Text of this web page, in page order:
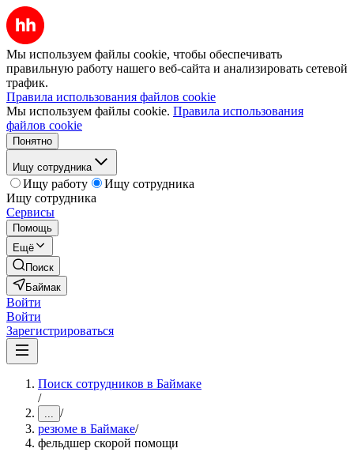
Мы используем файлы cookie, чтобы обеспечивать
правильную работу нашего веб-сайта и анализировать сетевой
трафик.
Правила использования файлов cookie
Мы используем файлы cookie. Правила использования
файлов cookie
Понятно
Ищу сотрудника
Ищу работу
Ищу сотрудника
Ищу сотрудника
Сервисы
Помощь
Ещё
Поиск
Баймак
Войти
Войти
Зарегистрироваться
Поиск сотрудников в Баймаке
/
... /
резюме в Баймаке/
фельдшер скорой помощи